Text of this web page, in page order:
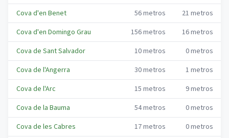
Cova d'en Benet
56metros 21 metros
Cova d'en Domingo Grau
156metros 16metros
Cova de Sant Salvador
10metros 0metros
Cova de l'Angerra
30metros 1 metros
Cova de l'Arc
15 metros 9metros
Cova de la Bauma
54metros 0metros
Cova de les Cabres
17metros 0metros